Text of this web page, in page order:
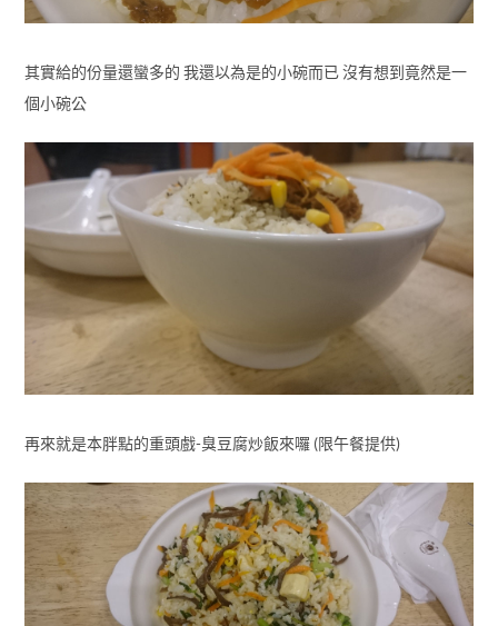
其實給的份量還蠻多的 我還以為是的小碗而已 沒有想到竟然是一
個小碗公
再來就是本胖點的重頭戲-臭豆腐炒飯來囉 (限午餐提供)